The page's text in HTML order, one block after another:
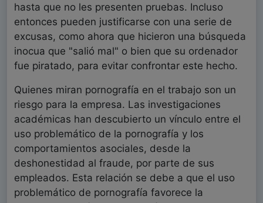
hasta que no les presenten pruebas. Incluso
entonces pueden justificarse con una serie de
excusas, como ahora que hicieron una búsqueda
inocua que "salió mal" o bien que su ordenador
fue piratado, para evitar confrontar este hecho.
Quienes miran pornografía en el trabajo son un
riesgo para la empresa. Las investigaciones
académicas han descubierto un vínculo entre el
uso problemático de la pornografía y los
comportamientos asociales, desde la
deshonestidad al fraude, por parte de sus
empleados. Esta relación se debe a que el uso
problemático de pornografía favorece la